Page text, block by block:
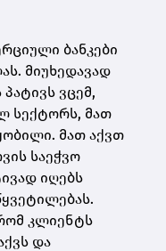
ბანკები
მიუხედავად
ვცემ,
სექტორს, მათ
მათ აქვთ
საეჭვო
იღებს
რომ კლიენტს
და